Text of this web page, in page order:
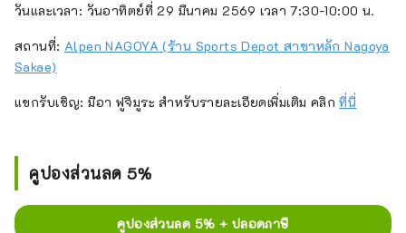
วันและเวลา: วันอาทิตย์ที่ 29 มีนาคม 2569 เวลา 7:30-10:00 น.
สถานที่: Alpen NAGOYA (ร้าน Sports Depot สาขาหลัก Nagoya
Sakae)
แขกรับเชิญ: มีอา ฟูจิมูระ สำหรับรายละเอียดเพิ่มเติม คลิกที่นี่
คูปองส่วนลด 5%
คูปองส่วนลด 5% + ปลอดภาษี